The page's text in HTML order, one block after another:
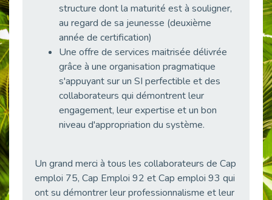
38 vidéos pour comprendre et agir durablement
Publié le 04/05/2026
Le taux d’emploi direct dans la fonction publique dépasse 6 % en 2025
Publié le 04/05/2026
L'alternance : un tremplin vers l'emploi aussi pour les personnes en situation de handicap
Publié le 01/05/2026
Témoignage : Le parcours de Marc, 44 ans
Publié le 30/04/2026
Publié le 29/04/2026
Optimiser son CV lorsqu’on est en situation de handicap
Publié le 29/04/2026
structure dont la maturité est à souligner,
au regard de sa jeunesse (deuxième
année de certification)
Une offre de services maitrisée délivrée
grâce à une organisation pragmatique
s'appuyant sur un SI perfectible et des
collaborateurs qui démontrent leur
engagement, leur expertise et un bon
niveau d'appropriation du système.
Un grand merci à tous les collaborateurs de Cap
emploi 75, Cap Emploi 92 et Cap emploi 93 qui
ont su démontrer leur professionnalisme et leur